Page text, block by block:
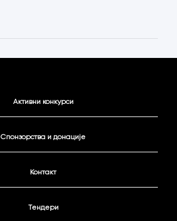
Активни конкурси
Спонзорства и донације
Контакт
Тендери